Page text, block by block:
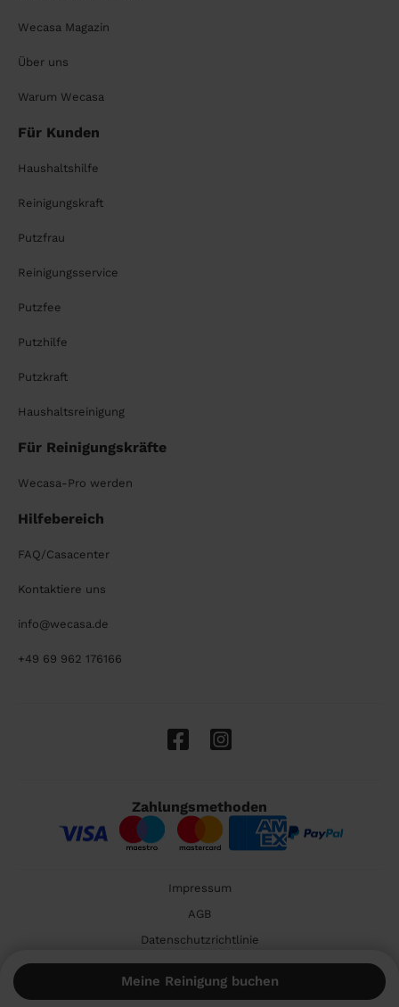
Meine Reinigung buchen
Wecasa Magazin
Über uns
Warum Wecasa
Für Kunden
Haushaltshilfe
Reinigungskraft
Putzfrau
Reinigungsservice
Putzfee
Putzhilfe
Putzkraft
Haushaltsreinigung
Für Reinigungskräfte
Wecasa-Pro werden
Hilfebereich
FAQ/Casacenter
Kontaktiere uns
info@wecasa.de
+49 69 962 176166
Zahlungsmethoden
Impressum
AGB
Datenschutzrichtlinie
Cookies
🇩🇪 Deutschland